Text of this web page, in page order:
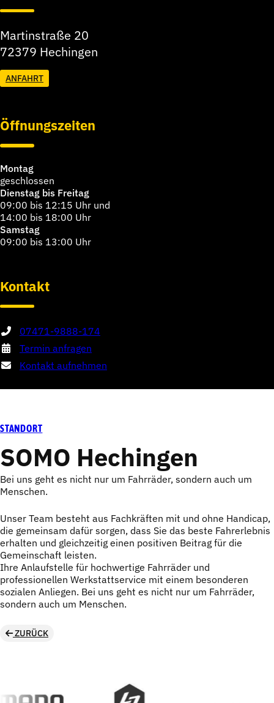
Martinstraße 20
72379 Hechingen
ANFAHRT
Öffnungszeiten
Montag
geschlossen
Dienstag bis Freitag
09:00 bis 12:15 Uhr und
14:00 bis 18:00 Uhr
Samstag
09:00 bis 13:00 Uhr
Kontakt
07471-9888-174
Termin anfragen
Kontakt aufnehmen
STANDORT
SOMO Hechingen
Bei uns geht es nicht nur um Fahrräder, sondern auch um
Menschen.
Unser Team besteht aus Fachkräften mit und ohne Handicap,
die gemeinsam dafür sorgen, dass Sie das beste Fahrerlebnis
erhalten und gleichzeitig einen positiven Beitrag für die
Gemeinschaft leisten.
Ihre Anlaufstelle für hochwertige Fahrräder und
professionellen Werkstattservice mit einem besonderen
sozialen Anliegen. Bei uns geht es nicht nur um Fahrräder,
sondern auch um Menschen.
ZURÜCK